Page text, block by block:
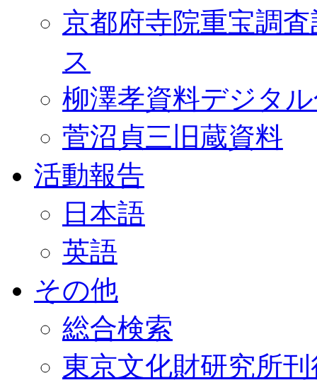
京都府寺院重宝調
ス
柳澤孝資料デジタ
菅沼貞三旧蔵資料
活動報告
日本語
英語
その他
総合検索
東京文化財研究所